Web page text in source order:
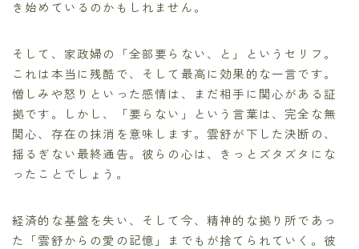
き始めているのかもしれません。
そして、家政婦の「全部要らない、と」というセリフ。
これは本当に残酷で、そして最高に効果的な一言です。
憎しみや怒りといった感情は、まだ相手に関心がある証
拠です。しかし、「要らない」という言葉は、完全な無
関心、存在の抹消を意味します。雲舒が下した決断の、
揺るぎない最終通告。彼らの心は、きっとズタズタにな
ったことでしょう。
経済的な基盤を失い、そして今、精神的な拠り所であっ
た「雲舒からの愛の記憶」までもが捨てられていく。彼